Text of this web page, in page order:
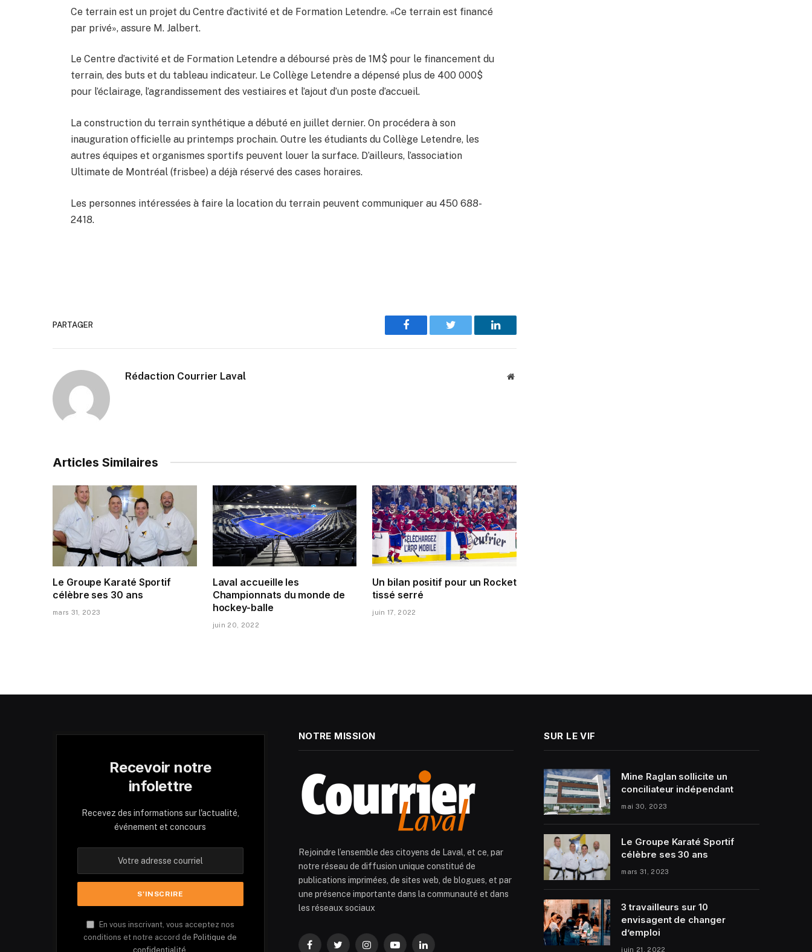
Ce terrain est un projet du Centre d’activité et de Formation Letendre. «Ce terrain est financé
par privé», assure M. Jalbert.
Le Centre d’activité et de Formation Letendre a déboursé près de 1M$ pour le financement du
terrain, des buts et du tableau indicateur. Le Collège Letendre a dépensé plus de 400 000$
pour l’éclairage, l’agrandissement des vestiaires et l’ajout d’un poste d’accueil.
La construction du terrain synthétique a débuté en juillet dernier. On procédera à son
inauguration officielle au printemps prochain. Outre les étudiants du Collège Letendre, les
autres équipes et organismes sportifs peuvent louer la surface. D’ailleurs, l’association
Ultimate de Montréal (frisbee) a déjà réservé des cases horaires.
Les personnes intéressées à faire la location du terrain peuvent communiquer au 450 688-
2418.
PARTAGER
Facebook Twitter LinkedIn
Rédaction Courrier Laval Website
Articles Similaires
Le Groupe Karaté Sportif
célèbre ses 30 ans
mars 31, 2023
Laval accueille les
Championnats du monde de
hockey-balle
juin 20, 2022
Un bilan positif pour un Rocket
tissé serré
juin 17, 2022
Recevoir notre
infolettre
Recevez des informations sur l'actualité,
événement et concours
En vous inscrivant, vous acceptez nos
conditions et notre accord de Politique de
confidentialité.
NOTRE MISSION
Rejoindre l’ensemble des citoyens de Laval, et ce, par
notre réseau de diffusion unique constitué de
publications imprimées, de sites web, de blogues, et par
une présence importante dans la communauté et dans
les réseaux sociaux
FacebookTwitterInstagramYouTubeLinkedIn
SUR LE VIF
Mine Raglan sollicite un
conciliateur indépendant
mai 30, 2023
Le Groupe Karaté Sportif
célèbre ses 30 ans
mars 31, 2023
3 travailleurs sur 10
envisagent de changer
d’emploi
juin 21, 2022